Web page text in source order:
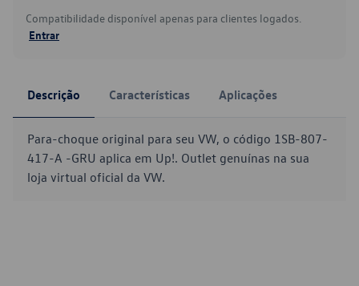
Compatibilidade disponível apenas para clientes logados.
Entrar
Descrição Características Aplicações
Para-choque original para seu VW, o código 1SB-807-
417-A -GRU aplica em Up!. Outlet genuínas na sua
loja virtual oficial da VW.